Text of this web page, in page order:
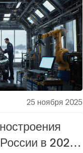
25 ноября 2025
в 2025